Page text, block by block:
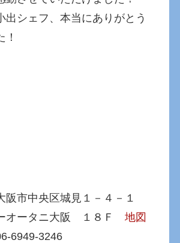
出シェフ、本当にありがとう
！
市中央区城見１－４－１
オータニ大阪 １８Ｆ地図
6949-3246